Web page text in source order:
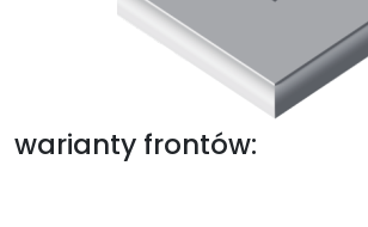
warianty frontów: